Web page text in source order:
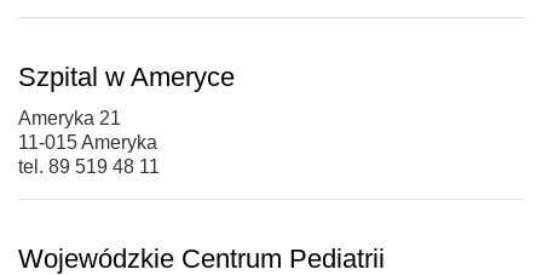
Szpital w Ameryce
Ameryka 21
11-015 Ameryka
tel. 89 519 48 11
Wojewódzkie Centrum Pediatrii